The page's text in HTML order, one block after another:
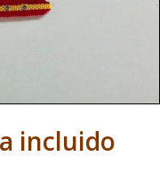
incluido